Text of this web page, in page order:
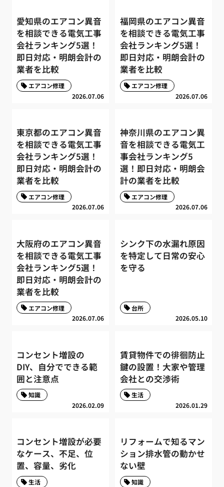
愛知県のエアコン異音
を相談できる電気工事
会社ランキング5選！
即日対応・明朗会計の
業者を比較
2026.07.06
エアコン修理
福岡県のエアコン異音
を相談できる電気工事
会社ランキング5選！
即日対応・明朗会計の
業者を比較
2026.07.06
エアコン修理
東京都のエアコン異音
を相談できる電気工事
会社ランキング5選！
即日対応・明朗会計の
業者を比較
2026.07.06
エアコン修理
神奈川県のエアコン異
音を相談できる電気工
事会社ランキング5
選！即日対応・明朗会
計の業者を比較
2026.07.06
エアコン修理
大阪府のエアコン異音
を相談できる電気工事
会社ランキング5選！
即日対応・明朗会計の
業者を比較
2026.07.06
エアコン修理
シンク下の水漏れ原因
を特定して日常の安心
を守る
2026.05.10
台所
コンセント増設の
DIY、自分でできる範
囲と注意点
2026.02.09
知識
賃貸物件での徘徊防止
鍵の設置！大家や管理
会社との交渉術
2026.01.29
生活
コンセント増設が必要
なケース、不足、位
置、容量、劣化
生活
リフォームで知るマン
ション排水管の動かせ
ない壁
知識